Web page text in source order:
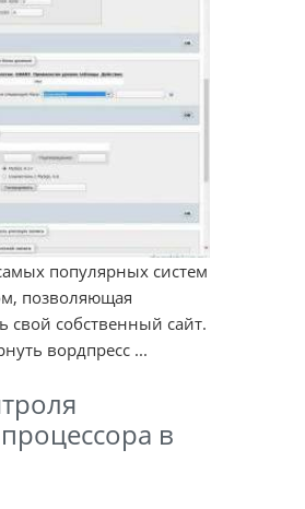
популярных систем
позволяющая
свой собственный сайт.
вордпресс ...
в